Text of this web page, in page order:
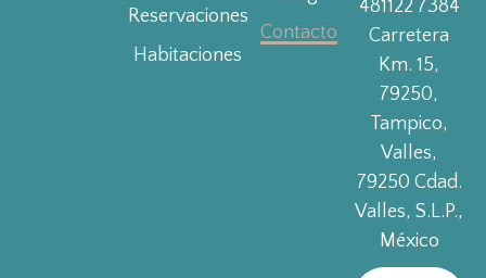
Reservaciones
Habitaciones
Contacto
481122 7384
Carretera
Km. 15,
79250,
Tampico,
Valles,
79250 Cdad.
Valles, S.L.P.,
México